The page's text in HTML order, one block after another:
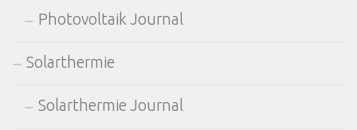
Photovoltaik Journal
Solarthermie
Solarthermie Journal